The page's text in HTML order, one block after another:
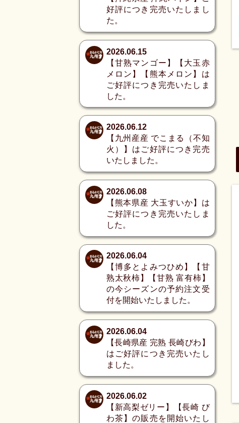
好評につき完売いたしまし
た。
2026.06.15
【甘熟マンゴー】【大玉赤
メロン】【熊本メロン】は
ご好評につき完売いたしま
した。
2026.06.12
【九州産産 でこまる（不知
火）】はご好評につき完売
いたしました。
2026.06.08
【熊本県産 大玉すいか】は
ご好評につき完売いたしま
した。
2026.06.04
【博多とよみつひめ】【甘
熟太秋柿】【甘熟 富有柿】
の今シーズンの予約注文受
付を開始いたしました。
2026.06.04
【長崎県産 完熟 長崎びわ】
はご好評につき完売いたし
ました。
2026.06.02
【新高梨ゼリー】【長崎 び
わ茶】の販売を開始いたし